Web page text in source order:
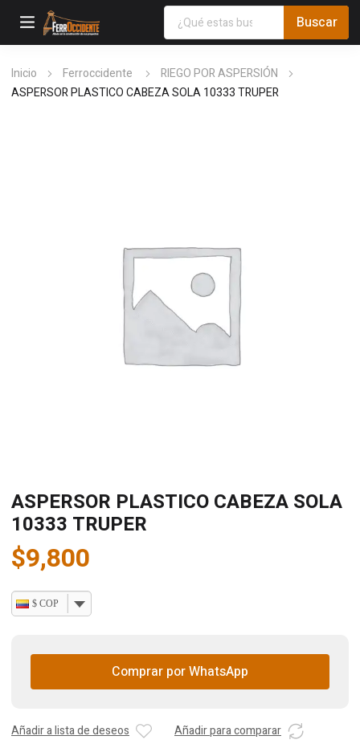
Inicio Ferroccidente
RIEGO POR ASPERSIÓN
ASPERSOR PLASTICO CABEZA SOLA 10333 TRUPER
ASPERSOR PLASTICO CABEZA SOLA
10333 TRUPER
$9,800
$ COP
Comprar por WhatsApp
Añadir a lista de deseos Añadir para comparar